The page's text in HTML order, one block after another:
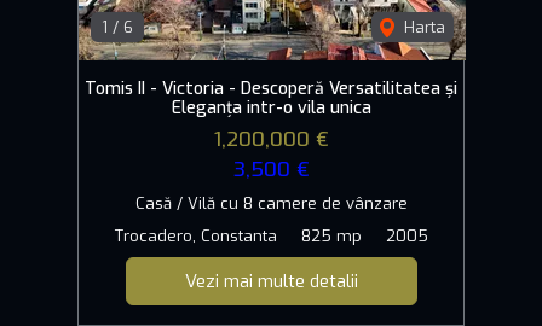
1 / 6 Harta
Tomis II - Victoria - Descoperă Versatilitatea și
Eleganța intr-o vila unica
1,200,000 €
3,500 €
Casă / Vilă cu 8 camere de vânzare
Trocadero, Constanta
825 mp 2005
Vezi mai multe detalii